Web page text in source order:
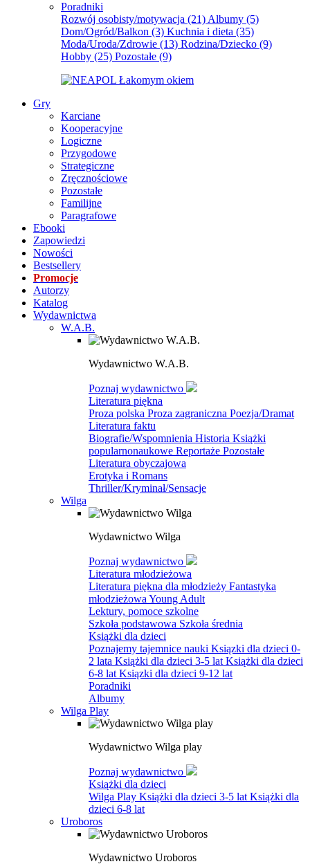
Poradniki
Rozwój osobisty/motywacja (21) Albumy (5)
Dom/Ogród/Balkon (3) Kuchnia i dieta (35)
Moda/Uroda/Zdrowie (13) Rodzina/Dziecko (9)
Hobby (25) Pozostałe (9)
Gry
Karciane
Kooperacyjne
Logiczne
Przygodowe
Strategiczne
Zręcznościowe
Pozostałe
Familijne
Paragrafowe
Ebooki
Zapowiedzi
Nowości
Bestsellery
Promocje
Autorzy
Katalog
Wydawnictwa
W.A.B.
Wydawnictwo W.A.B.
Poznaj wydawnictwo
Literatura piękna
Proza polska Proza zagraniczna Poezja/Dramat
Literatura faktu
Biografie/Wspomnienia Historia Książki
popularnonaukowe Reportaże Pozostałe
Literatura obyczajowa
Erotyka i Romans
Thriller/Kryminał/Sensacje
Wilga
Wydawnictwo Wilga
Poznaj wydawnictwo
Literatura młodzieżowa
Literatura piękna dla młodzieży Fantastyka
młodzieżowa Young Adult
Lektury, pomoce szkolne
Szkoła podstawowa Szkoła średnia
Książki dla dzieci
Poznajemy tajemnice nauki Ksiązki dla dzieci 0-
2 lata Książki dla dzieci 3-5 lat Książki dla dzieci
6-8 lat Ksiązki dla dzieci 9-12 lat
Poradniki
Albumy
Wilga Play
Wydawnictwo Wilga play
Poznaj wydawnictwo
Książki dla dzieci
Wilga Play Książki dla dzieci 3-5 lat Książki dla
dzieci 6-8 lat
Uroboros
Wydawnictwo Uroboros